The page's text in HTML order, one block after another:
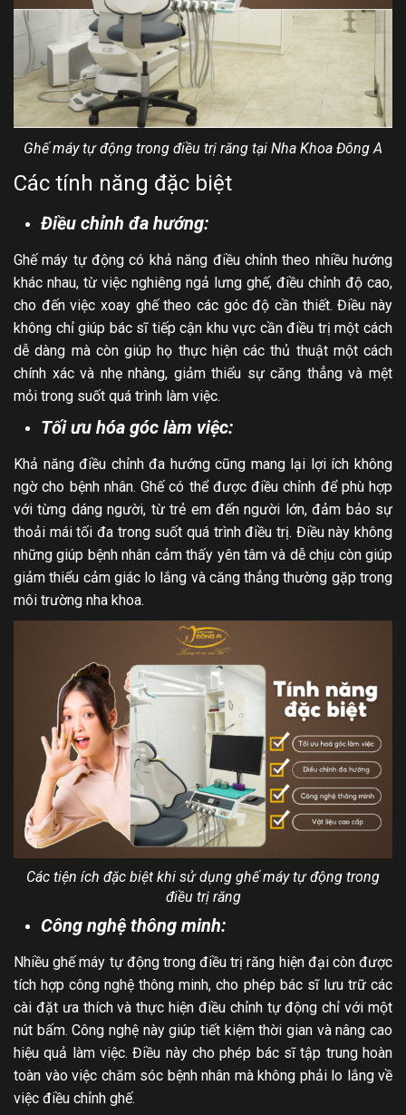
Ghế máy tự động trong điều trị răng tại Nha Khoa Đông A
Các tính năng đặc biệt
Điều chỉnh đa hướng:
Ghế máy tự động có khả năng điều chỉnh theo nhiều hướng
khác nhau, từ việc nghiêng ngả lưng ghế, điều chỉnh độ cao,
cho đến việc xoay ghế theo các góc độ cần thiết. Điều này
không chỉ giúp bác sĩ tiếp cận khu vực cần điều trị một cách
dễ dàng mà còn giúp họ thực hiện các thủ thuật một cách
chính xác và nhẹ nhàng, giảm thiểu sự căng thẳng và mệt
mỏi trong suốt quá trình làm việc.
Tối ưu hóa góc làm việc:
Khả năng điều chỉnh đa hướng cũng mang lại lợi ích không
ngờ cho bệnh nhân. Ghế có thể được điều chỉnh để phù hợp
với từng dáng người, từ trẻ em đến người lớn, đảm bảo sự
thoải mái tối đa trong suốt quá trình điều trị. Điều này không
những giúp bệnh nhân cảm thấy yên tâm và dễ chịu còn giúp
giảm thiểu cảm giác lo lắng và căng thẳng thường gặp trong
môi trường nha khoa.
Các tiện ích đặc biệt khi sử dụng ghế máy tự động trong
điều trị răng
Công nghệ thông minh:
Nhiều ghế máy tự động trong điều trị răng hiện đại còn được
tích hợp công nghệ thông minh, cho phép bác sĩ lưu trữ các
cài đặt ưa thích và thực hiện điều chỉnh tự động chỉ với một
nút bấm. Công nghệ này giúp tiết kiệm thời gian và nâng cao
hiệu quả làm việc. Điều này cho phép bác sĩ tập trung hoàn
toàn vào việc chăm sóc bệnh nhân mà không phải lo lắng về
việc điều chỉnh ghế.